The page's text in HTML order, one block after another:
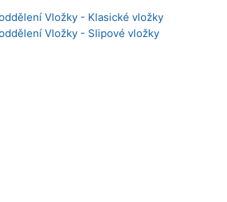
Vložky - Klasické vložky
Vložky - Slipové vložky